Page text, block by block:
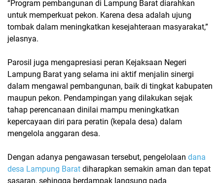
“Program pembangunan di Lampung Barat diarahkan
untuk memperkuat pekon. Karena desa adalah ujung
tombak dalam meningkatkan kesejahteraan masyarakat,”
jelasnya.
Parosil juga mengapresiasi peran Kejaksaan Negeri
Lampung Barat yang selama ini aktif menjalin sinergi
dalam mengawal pembangunan, baik di tingkat kabupaten
maupun pekon. Pendampingan yang dilakukan sejak
tahap perencanaan dinilai mampu meningkatkan
kepercayaan diri para peratin (kepala desa) dalam
mengelola anggaran desa.
Dengan adanya pengawasan tersebut, pengelolaan dana
desa Lampung Barat diharapkan semakin aman dan tepat
sasaran, sehingga berdampak langsung pada